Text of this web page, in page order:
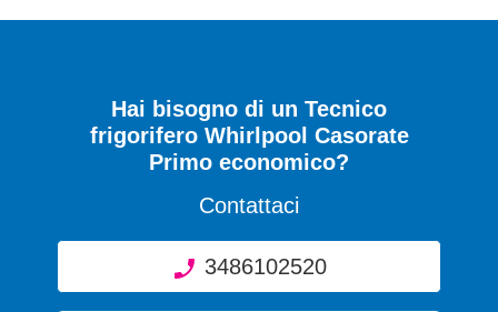
Hai bisogno di un Tecnico
frigorifero Whirlpool Casorate
Primo economico?
Contattaci
3486102520